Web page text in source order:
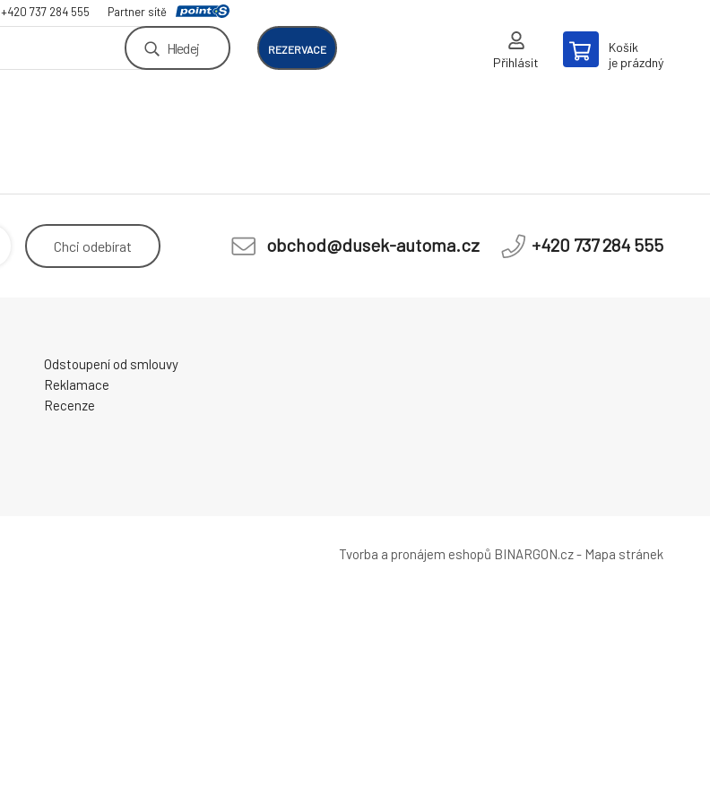
+420 737 284 555 Partner sítě
Hledej REZERVACE
Přihlásit
Košík
je prázdný
Chci odebírat obchod@dusek-automa.cz +420 737 284 555
Odstoupení od smlouvy
Reklamace
Recenze
Tvorba a pronájem eshopů BINARGON.cz- Mapa stránek